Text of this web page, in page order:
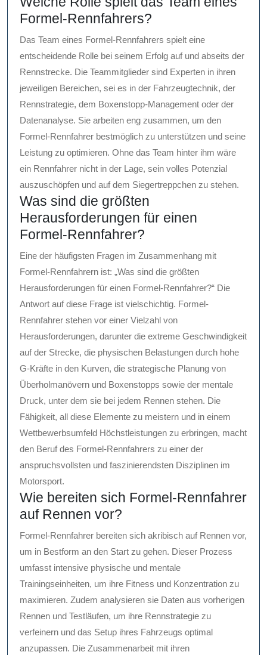
Formel-Rennfahrers?
Das Team eines Formel-Rennfahrers spielt eine
entscheidende Rolle bei seinem Erfolg auf und abseits der
Rennstrecke. Die Teammitglieder sind Experten in ihren
jeweiligen Bereichen, sei es in der Fahrzeugtechnik, der
Rennstrategie, dem Boxenstopp-Management oder der
Datenanalyse. Sie arbeiten eng zusammen, um den
Formel-Rennfahrer bestmöglich zu unterstützen und seine
Leistung zu optimieren. Ohne das Team hinter ihm wäre
ein Rennfahrer nicht in der Lage, sein volles Potenzial
auszuschöpfen und auf dem Siegertreppchen zu stehen.
Was sind die größten
Herausforderungen für einen
Formel-Rennfahrer?
Eine der häufigsten Fragen im Zusammenhang mit
Formel-Rennfahrern ist: „Was sind die größten
Herausforderungen für einen Formel-Rennfahrer?“ Die
Antwort auf diese Frage ist vielschichtig. Formel-
Rennfahrer stehen vor einer Vielzahl von
Herausforderungen, darunter die extreme Geschwindigkeit
auf der Strecke, die physischen Belastungen durch hohe
G-Kräfte in den Kurven, die strategische Planung von
Überholmanövern und Boxenstopps sowie der mentale
Druck, unter dem sie bei jedem Rennen stehen. Die
Fähigkeit, all diese Elemente zu meistern und in einem
Wettbewerbsumfeld Höchstleistungen zu erbringen, macht
den Beruf des Formel-Rennfahrers zu einer der
anspruchsvollsten und faszinierendsten Disziplinen im
Motorsport.
Wie bereiten sich Formel-Rennfahrer
auf Rennen vor?
Formel-Rennfahrer bereiten sich akribisch auf Rennen vor,
um in Bestform an den Start zu gehen. Dieser Prozess
umfasst intensive physische und mentale
Trainingseinheiten, um ihre Fitness und Konzentration zu
maximieren. Zudem analysieren sie Daten aus vorherigen
Rennen und Testläufen, um ihre Rennstrategie zu
verfeinern und das Setup ihres Fahrzeugs optimal
anzupassen. Die Zusammenarbeit mit ihren